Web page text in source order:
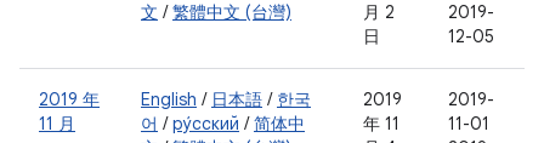
文 /繁體中文 (台灣)
月 2
日
2019-
12-05
2019 年
11 月
English / 日本語 / 한국
어 /ру́сский /简体中
2019
年 11
2019-
11-01